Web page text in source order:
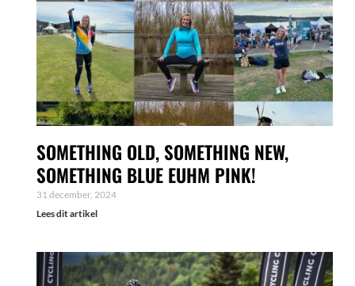
SOMETHING OLD, SOMETHING NEW,
SOMETHING BLUE EUHM PINK!
31 december, 2024
Lees dit artikel